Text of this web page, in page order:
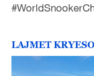
o
LAJMET